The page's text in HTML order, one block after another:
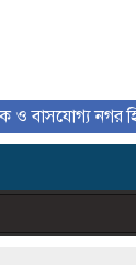
নগর হিসেবে